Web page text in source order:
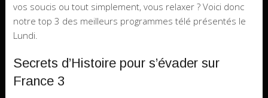
vos soucis ou tout simplement, vous relaxer ? Voici donc
notre top 3 des meilleurs programmes télé présentés le
Lundi.
Secrets d’Histoire pour s’évader sur
France 3